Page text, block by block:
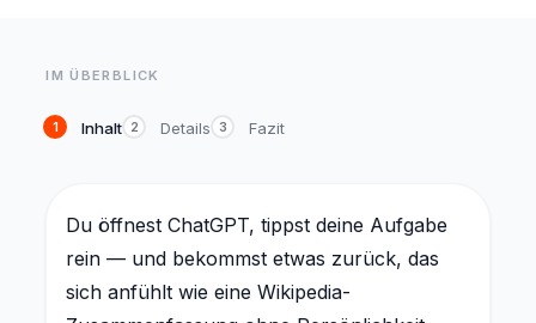
IM ÜBERBLICK
1 Inhalt 2 Details 3 Fazit
Du öffnest ChatGPT, tippst deine Aufgabe
rein — und bekommst etwas zurück, das
sich anfühlt wie eine Wikipedia-